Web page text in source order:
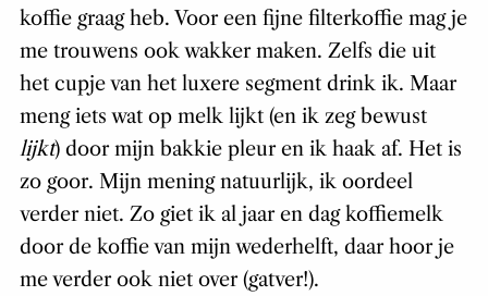
koffie graag heb. Voor een fijne filterkoffie mag je
me trouwens ook wakker maken. Zelfs die uit
het cupje van het luxere segment drink ik. Maar
meng iets wat op melk lijkt (en ik zeg bewust
lijkt) door mijn bakkie pleur en ik haak af. Het is
zo goor. Mijn mening natuurlijk, ik oordeel
verder niet. Zo giet ik al jaar en dag koffiemelk
door de koffie van mijn wederhelft, daar hoor je
me verder ook niet over (gatver!).